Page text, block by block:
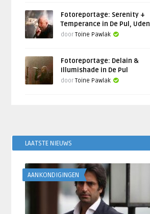
Fotoreportage: Serenity +
Temperance in De Pul, Uden
doorToine Pawlak
Fotoreportage: Delain &
Illumishade in De Pul
doorToine Pawlak
LAATSTE NIEUWS
AANKONDIGINGEN